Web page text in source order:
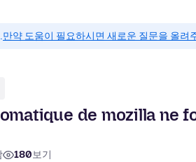
만약 도움이 필요하시면 새로운 질문을 올려
de mozilla ne
180보기